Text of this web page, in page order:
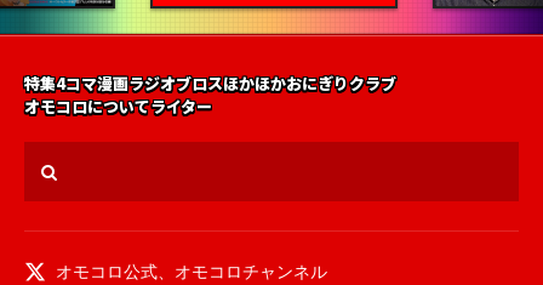
特集4コマ漫画ラジオブロスほかほかおにぎりクラブ
オモコロについてライター
オモコロ公式、 オモコロチャンネル